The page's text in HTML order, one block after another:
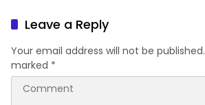
Leave a Reply
Your email address will not be published.
marked *